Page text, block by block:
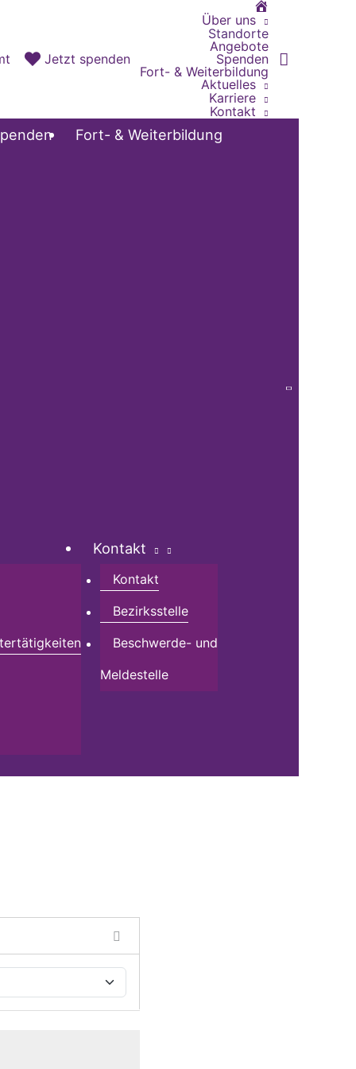
Jetzt spenden
Über uns
Standorte
Angebote
Spenden
Fort- & Weiterbildung
Aktuelles
Karriere
Kontakt
Fort- & Weiterbildung
Kontakt
Kontakt
Bezirksstelle
Beschwerde- und
Meldestelle